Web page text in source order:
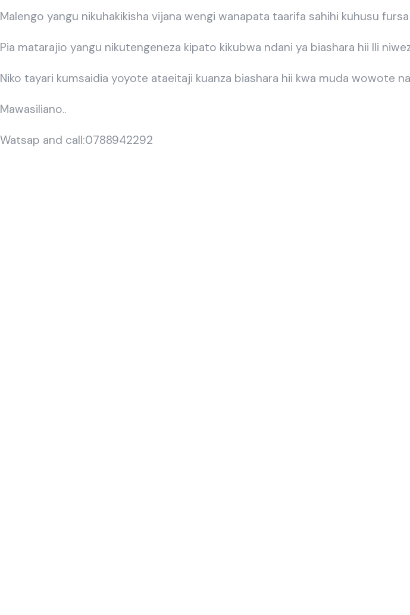
Malengo yangu nikuhakikisha vijana wengi wanapata taarifa sahihi kuhusu
Pia matarajio yangu nikutengeneza kipato kikubwa ndani ya biashara hii Ili
Niko tayari kumsaidia yoyote ataeitaji kuanza biashara hii kwa muda wowote
Mawasiliano..
Watsap and call:0788942292